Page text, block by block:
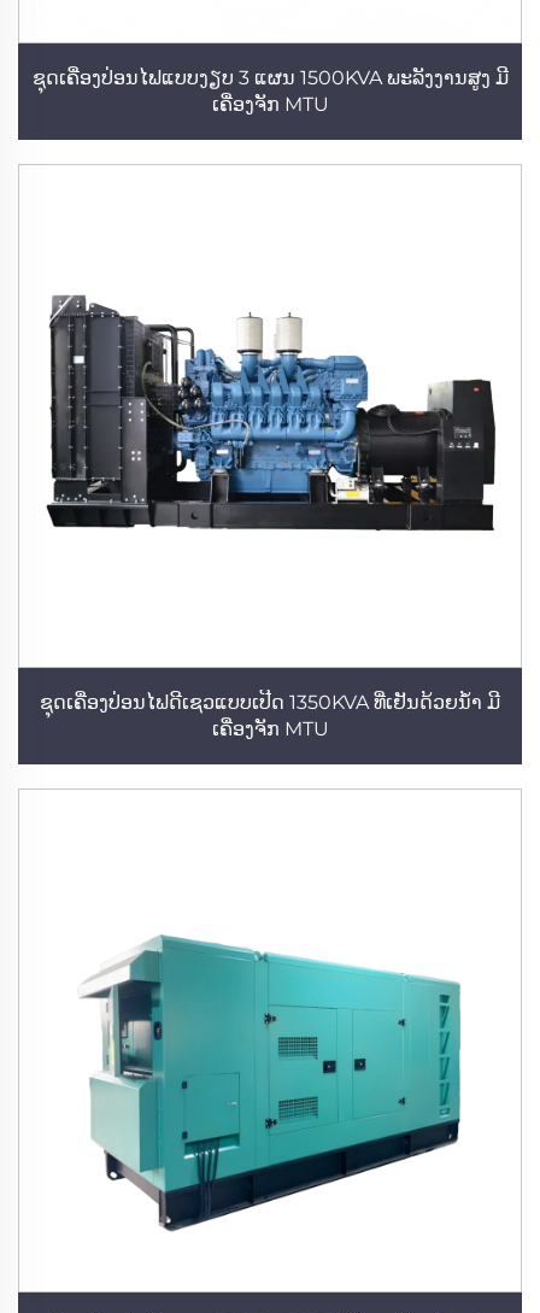
ຊຸດເຄື່ອງປ່ອນໄຟແບບງຽບ 3 ແຜນ 1500KVA ພະລັງງານສູງ ມີ
ເຄື່ອງຈັກ MTU
ຊຸດເຄື່ອງປ່ອນໄຟດີເຊວແບບເປີດ 1350KVA ທີ່ເຢັນດ້ວຍນ້ຳ ມີ
ເຄື່ອງຈັກ MTU